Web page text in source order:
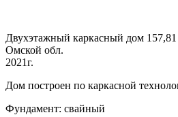
Двухэтажный каркасный дом
Омской обл.
2021г.
Дом построен по каркасной
Фундамент: свайный